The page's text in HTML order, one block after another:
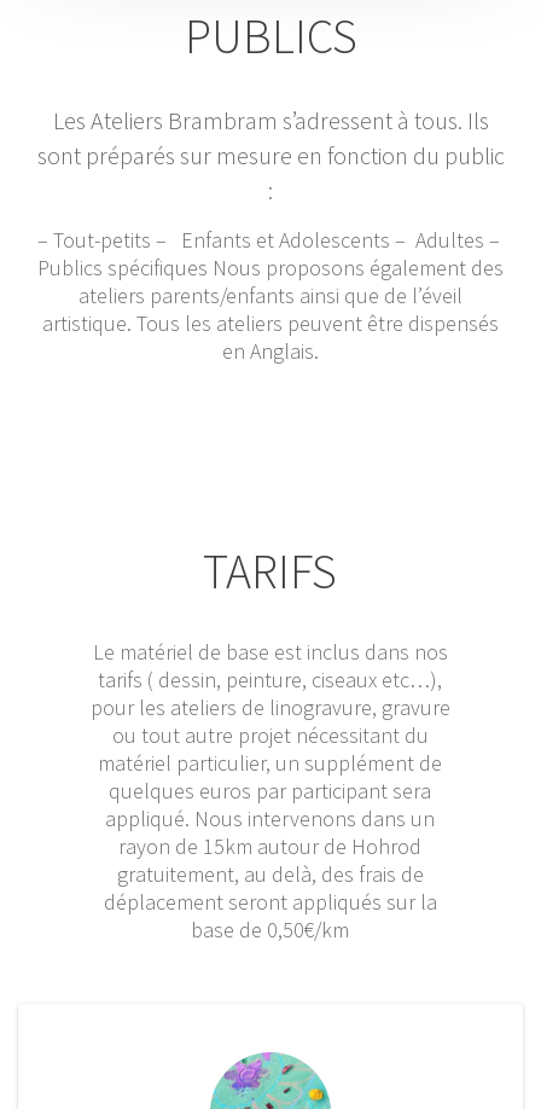
PUBLICS
Les Ateliers Brambram s’adressent à tous. Ils
sont préparés sur mesure en fonction du public
:
– Tout-petits – Enfants et Adolescents – Adultes –
Publics spécifiques Nous proposons également des
ateliers parents/enfants ainsi que de l’éveil
artistique. Tous les ateliers peuvent être dispensés
en Anglais.
TARIFS
Le matériel de base est inclus dans nos
tarifs ( dessin, peinture, ciseaux etc…),
pour les ateliers de linogravure, gravure
ou tout autre projet nécessitant du
matériel particulier, un supplément de
quelques euros par participant sera
appliqué. Nous intervenons dans un
rayon de 15km autour de Hohrod
gratuitement, au delà, des frais de
déplacement seront appliqués sur la
base de 0,50€/km